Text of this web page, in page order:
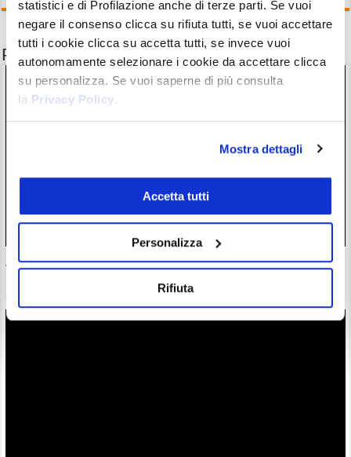
statistici e di Profilazione anche di terze parti. Se vuoi
negare il consenso clicca su rifiuta tutti, se vuoi accettare
tutti i cookie clicca su accetta tutti, se invece vuoi
autonomamente selezionare i cookie da accettare clicca
su personalizza. Se vuoi saperne di più consulta
la Privacy Policy.
Mostra dettagli
Accetta tutti
Personalizza
Rifiuta
Potrebbe interessarti anche
Arthur Hayes avverte: il boom dell’AI ricorda Lehman